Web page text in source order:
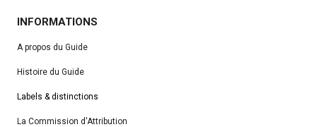
INFORMATIONS
A propos du Guide
Histoire du Guide
Labels & distinctions
La Commission d'Attribution